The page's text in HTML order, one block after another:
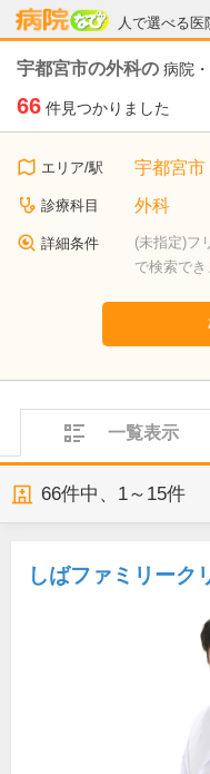
人で選べる医
病院なび
宇都宮市の外科の 病院
66 件見つかりました
エリア/駅 宇都宮市
診療科目 外科
詳細条件
(未指定)フ
で検索でき
一覧表示
66件中、 1～15件
しばファミリーク